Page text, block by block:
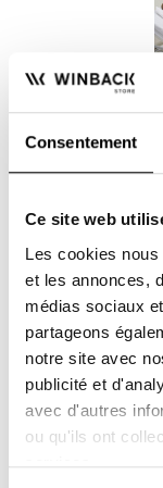
Consentement
Ce site web
Les cookies
et les annonces,
médias sociaux
partageons
notre site avec
publicité et
avec d'autres
ou qu'ils ont
services.
sur le ventre afin
accessoire
pressothérapie
Attention, pour
peut faire l'objet
elle a été
faire dans son